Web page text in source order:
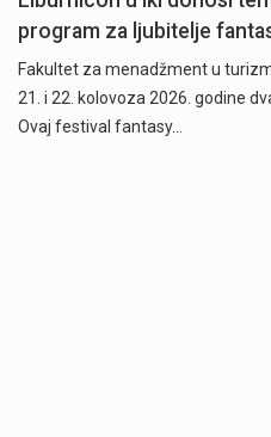
program za ljubitelje
Fakultet za menadžment u
21. i 22. kolovoza 2026. godine
Ovaj festival fantasy…